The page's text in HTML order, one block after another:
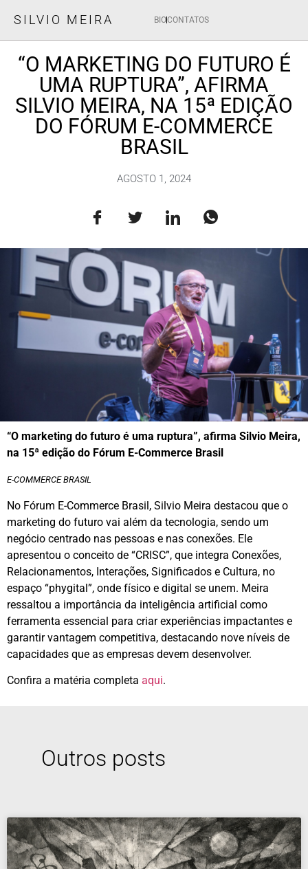
SILVIO MEIRA BIOCONTATOS
“O MARKETING DO FUTURO É
UMA RUPTURA”, AFIRMA
SILVIO MEIRA, NA 15ª EDIÇÃO
DO FÓRUM E-COMMERCE
BRASIL
AGOSTO 1, 2024
“O marketing do futuro é uma ruptura”, afirma Silvio Meira,
na 15ª edição do Fórum E-Commerce Brasil
E-COMMERCE BRASIL
No Fórum E-Commerce Brasil, Silvio Meira destacou que o
marketing do futuro vai além da tecnologia, sendo um
negócio centrado nas pessoas e nas conexões. Ele
apresentou o conceito de “CRISC”, que integra Conexões,
Relacionamentos, Interações, Significados e Cultura, no
espaço “phygital”, onde físico e digital se unem. Meira
ressaltou a importância da inteligência artificial como
ferramenta essencial para criar experiências impactantes e
garantir vantagem competitiva, destacando nove níveis de
capacidades que as empresas devem desenvolver.
Confira a matéria completa aqui.
Outros posts